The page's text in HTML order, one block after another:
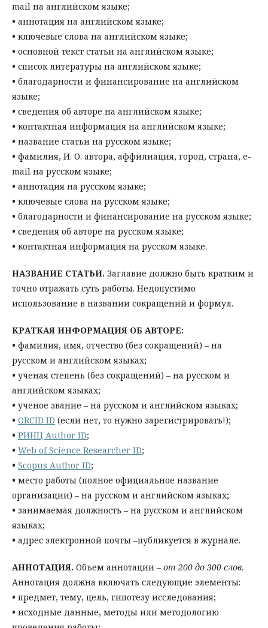
mail на английском языке;
• аннотация на английском языке;
• ключевые слова на английском языке;
• основной текст статьи на английском языке;
• список литературы на английском языке;
• благодарности и финансирование на английском
языке;
• сведения об авторе на английском языке;
• контактная информация на английском языке;
• название статьи на русском языке;
• фамилия, И. О. автора, аффилиация, город, страна, e-
mail на русском языке;
• аннотация на русском языке;
• ключевые слова на русском языке;
• благодарности и финансирование на русском языке;
• сведения об авторе на русском языке;
• контактная информация на русском языке.
НАЗВАНИЕ СТАТЬИ. Заглавие должно быть кратким и
точно отражать суть работы. Недопустимо
использование в названии сокращений и формул.
КРАТКАЯ ИНФОРМАЦИЯ ОБ АВТОРЕ:
• фамилия, имя, отчество (без сокращений) – на
русском и английском языках;
• ученая степень (без сокращений) – на русском и
английском языках;
• ученое звание – на русском и английском языках;
• ORCID ID (если нет, то нужно зарегистрировать!);
• РИНЦ Author ID;
• Web of Science Researcher ID;
• Scopus Author ID;
• место работы (полное официальное название
организации) – на русском и английском языках;
• занимаемая должность – на русском и английском
языках;
• адрес электронной почты –публикуется в журнале.
АННОТАЦИЯ. Объем аннотации – от 200 до 300 слов.
Аннотация должна включать следующие элементы:
• предмет, тему, цель, гипотезу исследования;
• исходные данные, методы или методологию